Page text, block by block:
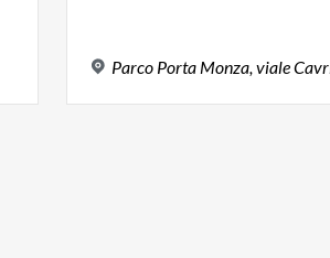
Parco Porta Monza, viale